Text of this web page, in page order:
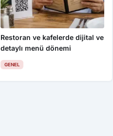
Restoran ve kafelerde dijital ve
detaylı menü dönemi
GENEL